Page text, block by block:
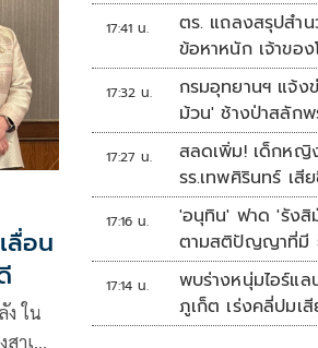
ลื่อน
ง ใน
าเหตุ
17:41 น.
ตร. แถลงสรุปสำ
ข้อหาหนัก เจ้าขอ
17:32 น.
กรมอุทยานฯ แจ้ง
ม้วน' ช้างป่าสลัก
แล้ว
17:27 น.
สลดเพิ่ม! เด็กหญิ
รร.เทพศิรินทร์ เสี
17:16 น.
'อนุทิน' ฟาด 'รังสิ
ตามสติปัญญาที่มี
ท้องถิ่น
17:14 น.
พบร่างหนุ่มไอร์แ
ภูเก็ต เร่งคลี่ปมเ